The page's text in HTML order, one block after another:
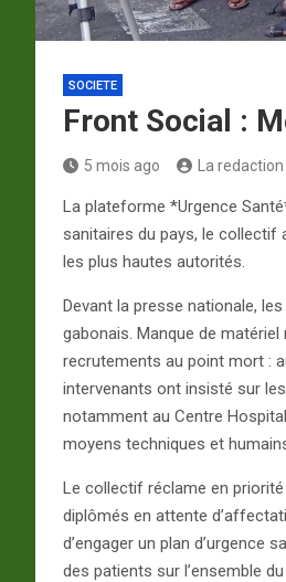
SOCIETE
Front Social :
5 mois ago La redaction
La plateforme *Urgence
sanitaires du pays, le collectif
les plus hautes autorités.
Devant la presse nationale,
gabonais. Manque de
recrutements au point mort :
intervenants ont insisté sur
notamment au Centre
moyens techniques et
Le collectif réclame en
diplômés en attente
d’engager un plan d’urgence
des patients sur l’ensemble